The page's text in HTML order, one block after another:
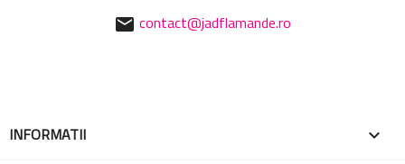
mail contact@jadflamande.ro
INFORMATII 